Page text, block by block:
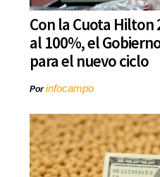
Con la Cuota Hilton
al 100%, el
para el nuevo ciclo
Porinfocampo